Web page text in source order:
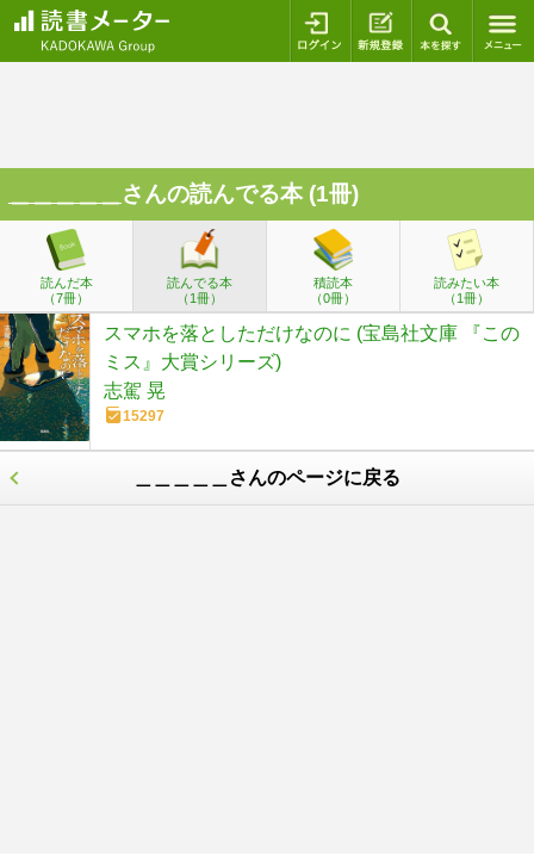
ログイン 新規登録
さんの読んでる本 (1冊)
読んだ本
（7冊）
読んでる本
（1冊）
積読本
（0冊）
読みたい本
（1冊）
スマホを落としただけなのに (宝島社文庫 『この
ミス』大賞シリーズ)
志駕 晃
15297
＿＿＿＿＿さんのページに戻る